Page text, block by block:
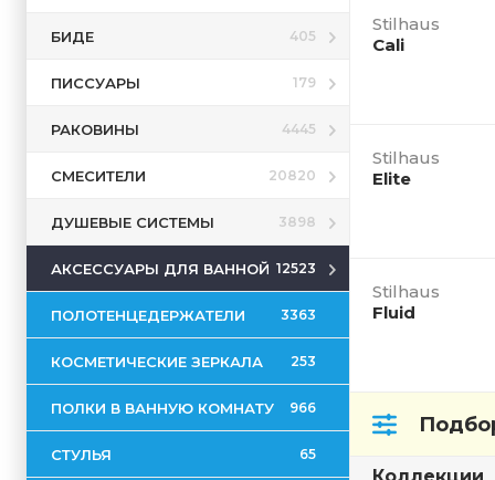
БИДЕ 405
ПИССУАРЫ 179
РАКОВИНЫ 4445
СМЕСИТЕЛИ 20820
ДУШЕВЫЕ СИСТЕМЫ 3898
АКСЕССУАРЫ ДЛЯ ВАННОЙ 12523
ПОЛОТЕНЦЕДЕРЖАТЕЛИ 3363
КОСМЕТИЧЕСКИЕ ЗЕРКАЛА 253
ПОЛКИ В ВАННУЮ КОМНАТУ 966
СТУЛЬЯ 65
Stilhaus
Cali
Stilhaus
Elite
Stilhaus
Fluid